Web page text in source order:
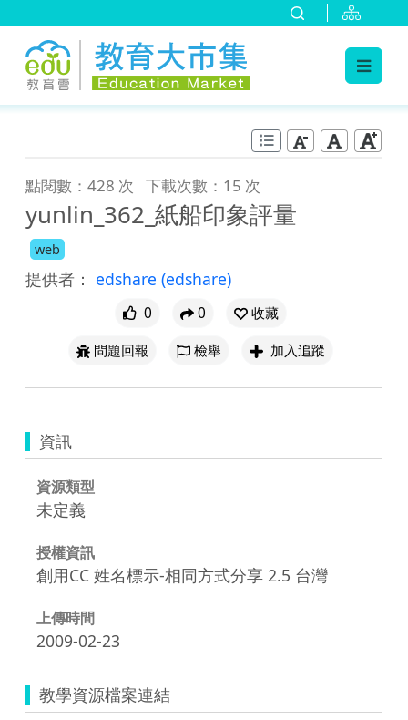
點閱數：428 次 下載次數：15 次
yunlin_362_紙船印象評量
web
提供者： edshare (edshare)
0 0
收藏
問題回報
檢舉 加入追蹤
資訊
資源類型
未定義
授權資訊
創用CC 姓名標示-相同方式分享 2.5 台灣
上傳時間
2009-02-23
教學資源檔案連結